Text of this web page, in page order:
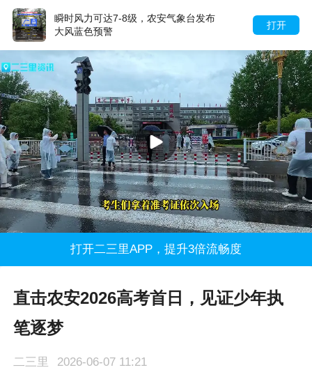
打开
瞬时风力可达7-8级，农安气象台发布
大风蓝色预警
打开二三里APP，提升3倍流畅度
直击农安2026高考首日，见证少年执
笔逐梦
二三里 2026-06-07 11:21